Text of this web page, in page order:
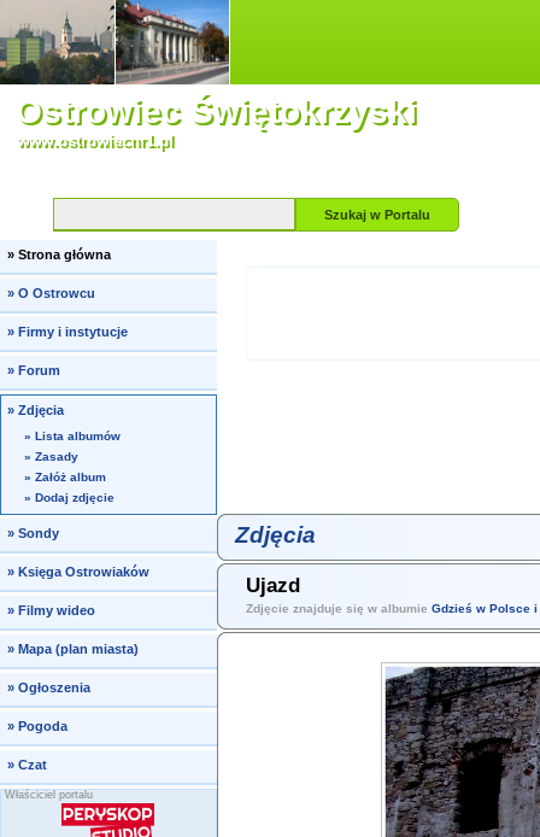
Ostrowiec Świętokrzyski
www.ostrowiecnr1.pl
Szukaj w Portalu
» Strona główna
» O Ostrowcu
» Firmy i instytucje
» Forum
»Zdjęcia
» Lista albumów
» Zasady
» Załóż album
» Dodaj zdjęcie
» Sondy
» Księga Ostrowiaków
» Filmy wideo
» Mapa (plan miasta)
» Ogłoszenia
» Pogoda
» Czat
Właściciel portalu
Zdjęcia
Ujazd
Zdjęcie znajduje się w albumie Gdzieś w Polsce